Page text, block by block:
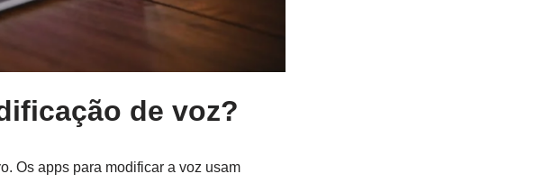
de voz?
Os apps para modificar a voz usam